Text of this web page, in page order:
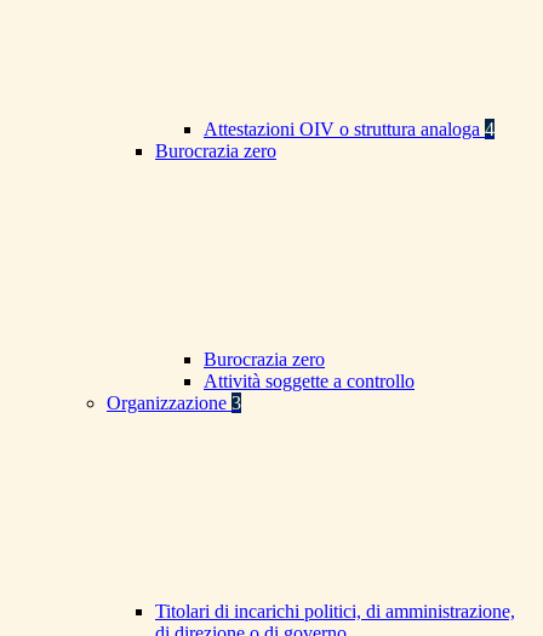
Attestazioni OIV o struttura analoga 4
Burocrazia zero
Burocrazia zero
Attività soggette a controllo
Organizzazione 3
Titolari di incarichi politici, di amministrazione,